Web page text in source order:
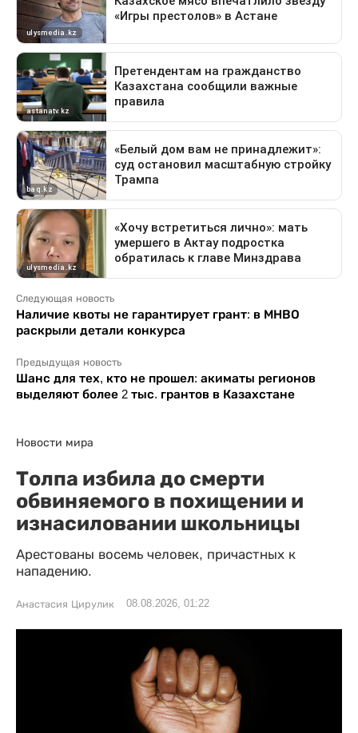
Следующая новость
Наличие квоты не гарантирует грант: в МНВО
раскрыли детали конкурса
Предыдущая новость
Шанс для тех, кто не прошел: акиматы регионов
выделяют более 2 тыс. грантов в Казахстане
Новости мира
Толпа избила до смерти
обвиняемого в похищении и
изнасиловании школьницы
Арестованы восемь человек, причастных к
нападению.
Анастасия Цирулик 08.08.2026, 01:22